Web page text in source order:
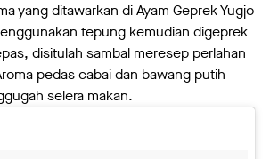
yang ditawarkan di Ayam Geprek Yugjo
tepung kemudian digeprek
disitulah sambal meresep perlahan
pedas cabai dan bawang putih
selera makan.